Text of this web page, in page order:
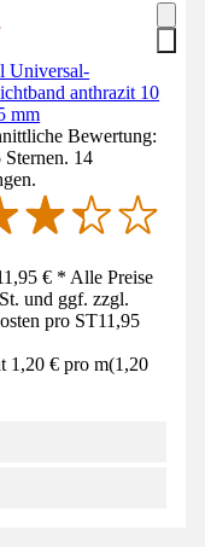
Universal-
anthrazit 10
mm
Bewertung:
14
€ * Alle Preise
und ggf. zzgl.
pro ST11,95
1,20 € pro m(1,20